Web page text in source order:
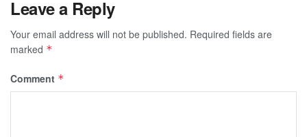
Leave a Reply
Your email address will not be published. Required fields are
marked *
Comment *